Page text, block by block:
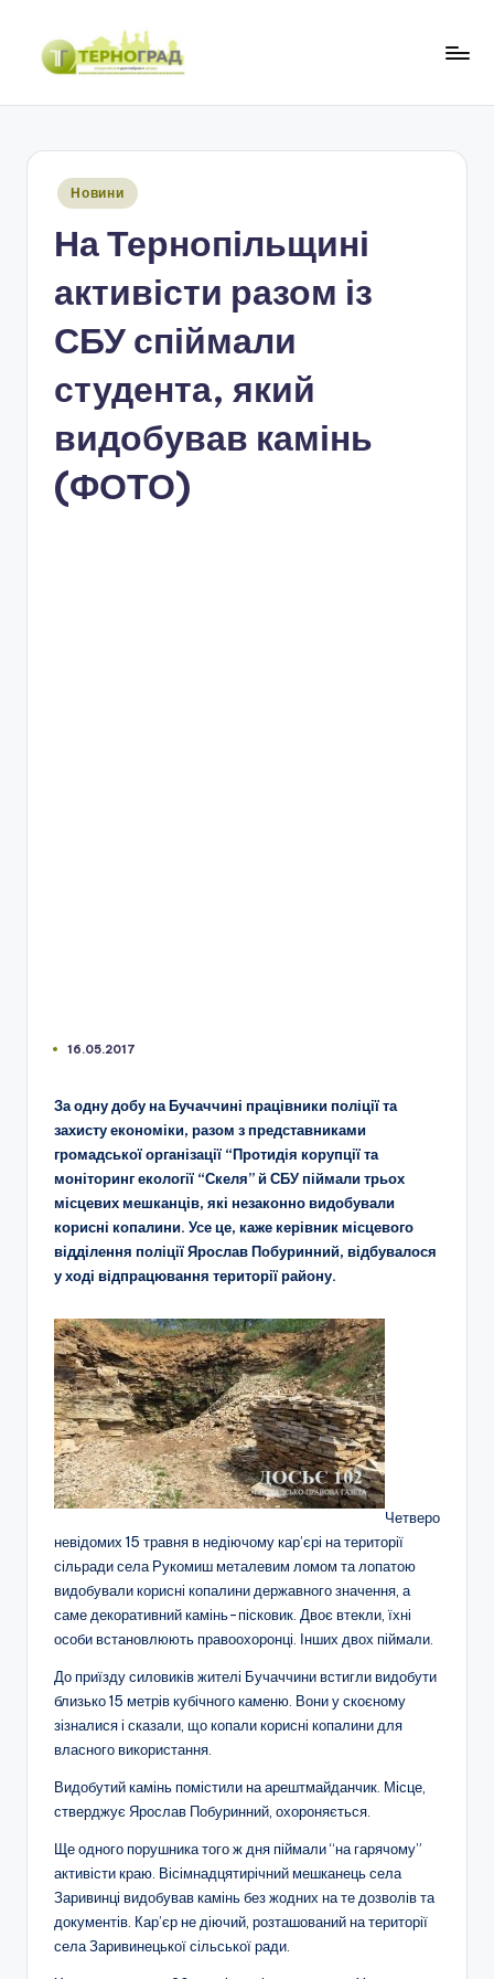
Перейти
Опубліковано
Новини
На Тернопільщині
активісти разом із
СБУ спіймали
студента, який
видобував камінь
(ФОТО)
16.05.2017
За одну добу на Бучаччині працівники поліції та
захисту економіки, разом з представниками
громадської організації “Протидія корупції та
моніторинг екології “Скеля” й СБУ піймали трьох
місцевих мешканців, які незаконно видобували
корисні копалини. Усе це, каже керівник місцевого
відділення поліції Ярослав Побуринний, відбувалося
у ході відпрацювання території району.
Четверо
невідомих 15 травня в недіючому кар’єрі на території
сільради села Рукомиш металевим ломом та лопатою
видобували корисні копалини державного значення, а
саме декоративний камінь-пісковик. Двоє втекли, їхні
особи встановлюють правоохоронці. Інших двох піймали.
До приїзду силовиків жителі Бучаччини встигли видобути
близько 15 метрів кубічного каменю. Вони у скоєному
зізналися і сказали, що копали корисні копалини для
власного використання.
Видобутий камінь помістили на арештмайданчик. Місце,
стверджує Ярослав Побуринний, охороняється.
Ще одного порушника того ж дня піймали “на гарячому”
активісти краю. Вісімнадцятирічний мешканець села
Заривинці видобував камінь без жодних на те дозволів та
документів. Кар’єр не діючий, розташований на території
села Заривинецької сільської ради.